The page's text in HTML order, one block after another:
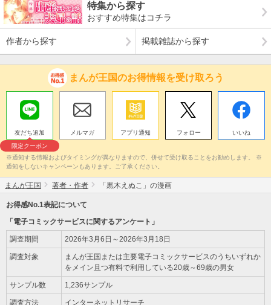
特集から探す
おすすめ特集はコチラ
作者から探す 掲載雑誌から探す
まんが王国のお得情報を受け取ろう
友だち追加
限定クーポン
メルマガ アプリ通知 フォロー いいね
※通知する情報およびタイミングが異なりますので、併せて受け取ることをお勧めします。 ※
通知をしないキャンペーンもあります。ご了承ください。
まんが王国 著者・作者 「黒木えぬこ」の漫画
お得感No.1表記について
「電子コミックサービスに関するアンケート」
調査期間 2026年3月6日～2026年3月18日
調査対象
まんが王国または主要電子コミックサービスのうちいずれか
をメイン且つ有料で利用している20歳～69歳の男女
サンプル数 1,236サンプル
調査方法 インターネットリサーチ